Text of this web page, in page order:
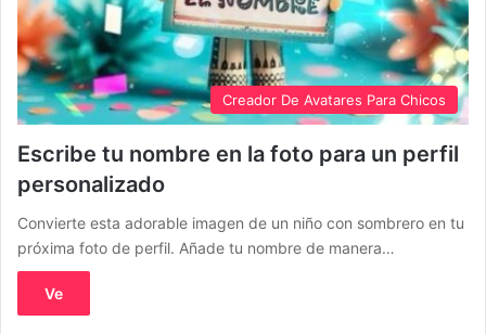
Creador De Avatares Para Chicos
Escribe tu nombre en la foto para un perfil
personalizado
Convierte esta adorable imagen de un niño con sombrero en tu
próxima foto de perfil. Añade tu nombre de manera…
Ve